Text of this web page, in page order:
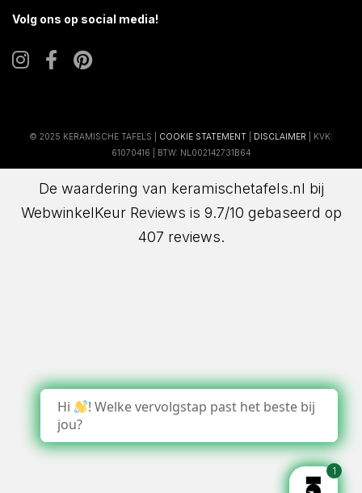
Volg ons op social media!
© 2025 KERAMISCHE TAFELS | COOKIE STATEMENT DISCLAIMER | KVK:
61070416 | BTW: NL002142731B64
De waardering van keramischetafels.nl bij
WebwinkelKeur Reviews is 9.7/10 gebaseerd op
407 reviews.
Hi
! Welke vervolgstap past het beste bij
jou?
1